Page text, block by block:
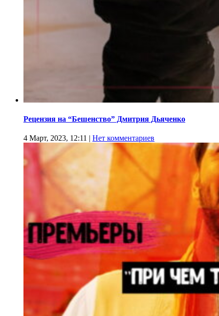
Рецензия на “Бешенство” Дмитрия Дьяченко
4 Март, 2023, 12:11 | Нет комментариев